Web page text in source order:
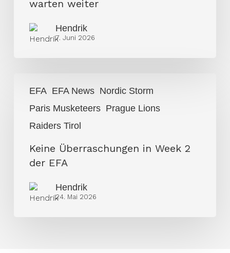
weiter
warten weiter
Hendrik
7. Juni 2026
EFA EFA News Nordic Storm
Paris Musketeers Prague Lions
Raiders Tirol
Überraschungen
Week
Keine Überraschungen in Week 2
der EFA
Hendrik
24. Mai 2026